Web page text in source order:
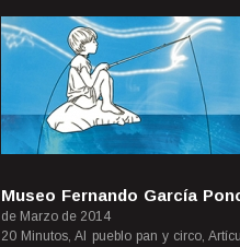
Museo Fernando García
de Marzo de 2014
20 Minutos, Al pueblo pan y circo,